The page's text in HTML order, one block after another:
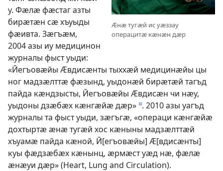
Ӕнӕ тугӕй ис уӕззау
операцитӕ кӕнӕн дӕр
у. Фӕлӕ фӕстаг азты
бирӕтӕн сӕ хъуыды
фӕивта. Зӕгъӕм,
2004 азы иу медицинон
журналы фыст уыди:
«Йегъовӕйы Ӕвдисӕнты тыххӕй медицинӕйы цы
ног мадзӕлттӕ фӕзынд, уыдонӕй бирӕтӕй тагъд
пайда кӕндзысты, Йегъовӕйы Ӕвдисӕн чи нӕу,
уыдоны дзӕбӕх кӕнгӕйӕ дӕр» d. 2010 азы уагъд
журналы та фыст уыди, зӕгъгӕ, «операци кӕнгӕйӕ
дохтыртӕ ӕнӕ тугӕй хос кӕныны мадзӕлттӕй
хъуамӕ пайда кӕной, Й[егъовӕйы] Ӕ[вдисӕнты]
куы фӕдзӕбӕх кӕнынц, ӕрмӕст уӕд нӕ, фӕлӕ
ӕнӕуи дӕр» (Heart, Lung and Circulation).